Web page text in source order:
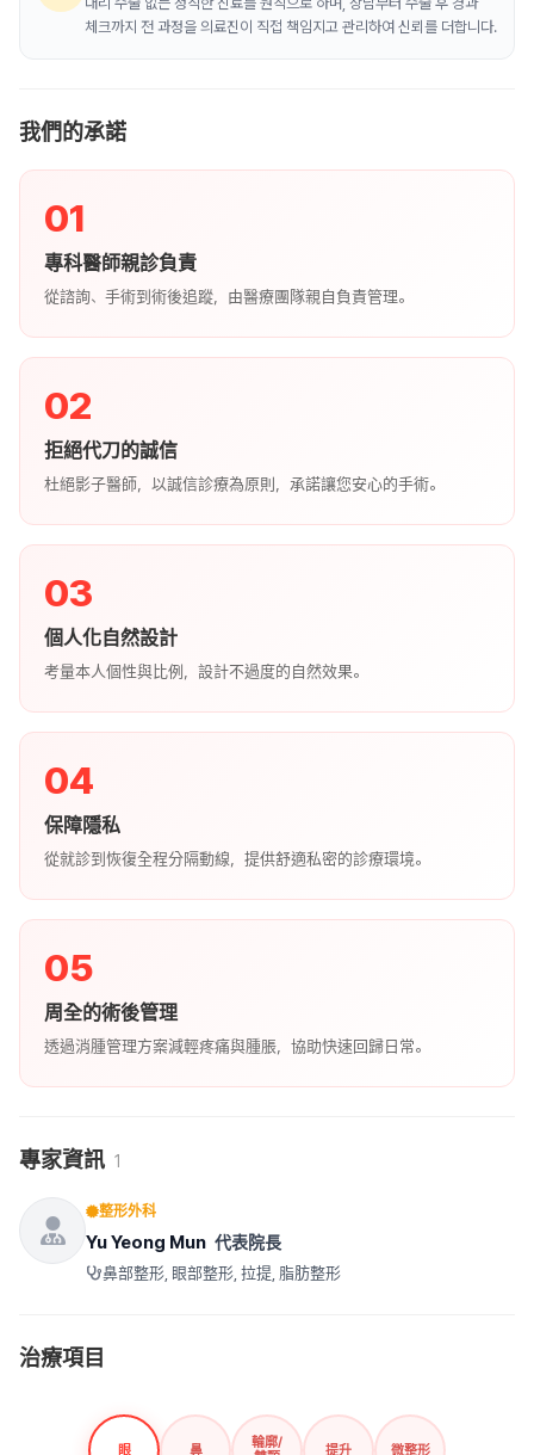
체크까지 전 과정을 의료진이 직접 책임지고 관리하여 신뢰를 더합니다.
我們的承諾
01
專科醫師親診負責
從諮詢、手術到術後追蹤，由醫療團隊親自負責管理。
02
拒絕代刀的誠信
杜絕影子醫師，以誠信診療為原則，承諾讓您安心的手術。
03
個人化自然設計
考量本人個性與比例，設計不過度的自然效果。
04
保障隱私
從就診到恢復全程分隔動線，提供舒適私密的診療環境。
05
周全的術後管理
透過消腫管理方案減輕疼痛與腫脹，協助快速回歸日常。
專家資訊 1
整形外科
Yu Yeong Mun 代表院長
鼻部整形, 眼部整形, 拉提, 脂肪整形
治療項目
眼 鼻
輪廓/
提升 微整形